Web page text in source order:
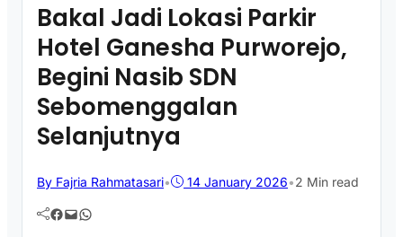
Bakal Jadi Lokasi Parkir
Hotel Ganesha Purworejo,
Begini Nasib SDN
Sebomenggalan
Selanjutnya
By Fajria Rahmatasari• 14 January 2026•2 Min read
Facebook Mail WhatsApp